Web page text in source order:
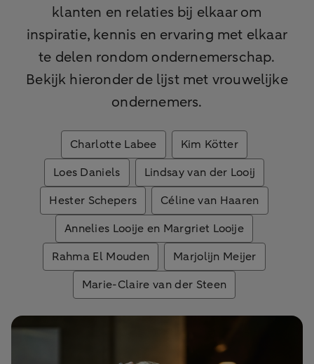
klanten en relaties bij elkaar om
inspiratie, kennis en ervaring met elkaar
te delen rondom ondernemerschap.
Bekijk hieronder de lijst met vrouwelijke
ondernemers.
Charlotte Labee
Kim Kötter
Loes Daniels
Lindsay van der Looij
Hester Schepers
Céline van Haaren
Annelies Looije en Margriet Looije
Rahma El Mouden
Marjolijn Meijer
Marie-Claire van der Steen